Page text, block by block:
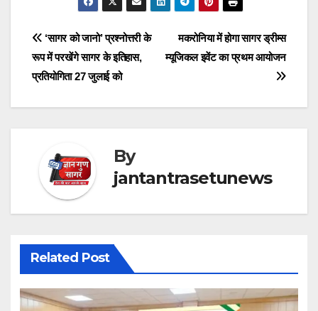
Post
navigation
मकरोनिया में होगा सागर ड्रीम्स
म्यूजिकल इवेंट का प्रथम आयोजन
‘सागर को जानो’ प्रश्नोत्तरी के
रूप में परखेंगे सागर के इतिहास,
प्रतियोगिता 27 जुलाई को
By
jantantrasetunews
Related Post